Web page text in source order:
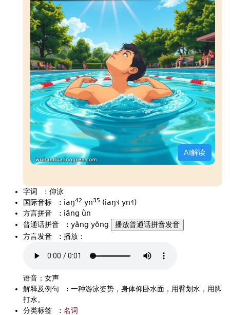
AI解读
字词 : 仰泳
国际音标
: iaŋ42 yn35 (iaŋ˦˨ yn˧˥)
方言拼音
: iǎng ǜn
普通话拼音
: yǎng yǒng
播放普通话拼音发音
方言发音
: 播放：
语音：女声
解释及例句
: 一种游泳姿势，身体仰卧水面，用臂划水，用脚
打水。
分类标签
: 名词